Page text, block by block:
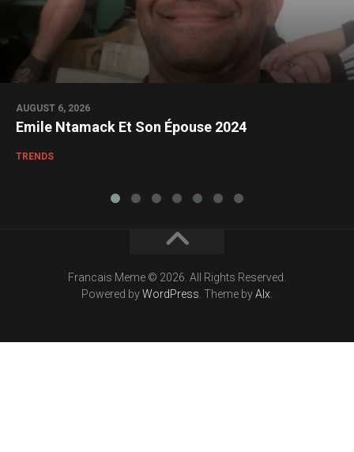
AUGUST 6, 2026
Emile Ntamack Et Son Épouse 2024
TRENDS
Francais Meme © 2026. All Rights Reserved.
Powered byWordPress . Theme byAlx